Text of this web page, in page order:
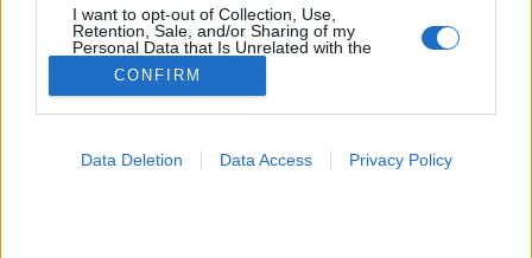
I want to opt-out of Collection, Use,
Retention, Sale, and/or Sharing of my
Personal Data that Is Unrelated with the
Purposes for which it was collected.
Opted Out
CONFIRM
Data Deletion Data Access Privacy Policy